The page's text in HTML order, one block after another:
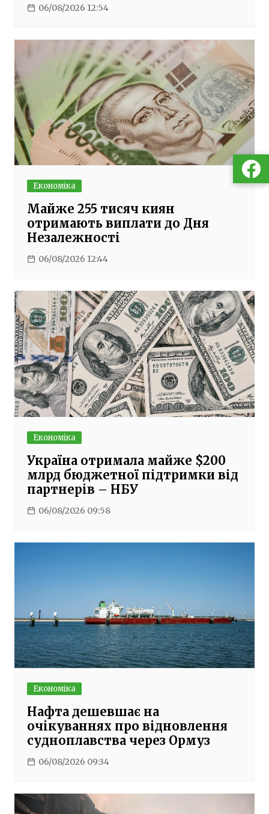
06/08/2026 12:54
Економіка
Майже 255 тисяч киян
отримають виплати до Дня
Незалежності
06/08/2026 12:44
Економіка
Україна отримала майже $200
млрд бюджетної підтримки від
партнерів – НБУ
06/08/2026 09:58
Економіка
Нафта дешевшає на
очікуваннях про відновлення
судноплавства через Ормуз
06/08/2026 09:34